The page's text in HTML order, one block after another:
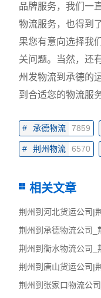
品牌服务，我们一
物流服务，也得到
果您有意向选择我
关问题。当然，还
州发物流到承德的
到合适您的物流服
# 承德物流 7859
# 荆州物流 6570
相关文章